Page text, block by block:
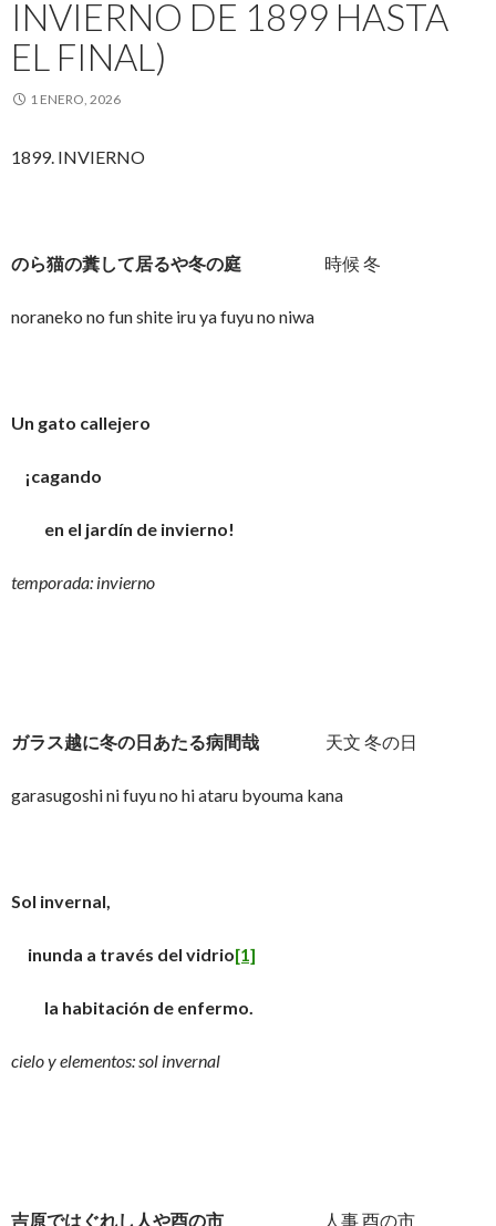
INVIERNO DE 1899 HASTA
EL FINAL)
1 ENERO, 2026
1899. INVIERNO
のら猫の糞して居るや冬の庭 時候 冬
noraneko no fun shite iru ya fuyu no niwa
Un gato callejero
¡cagando
en el jardín de invierno!
temporada: invierno
ガラス越に冬の日あたる病間哉 天文 冬の日
garasugoshi ni fuyu no hi ataru byouma kana
Sol invernal,
inunda a través del vidrio[1]
la habitación de enfermo.
cielo y elementos: sol invernal
吉原ではぐれし人や酉の市 人事 酉の市